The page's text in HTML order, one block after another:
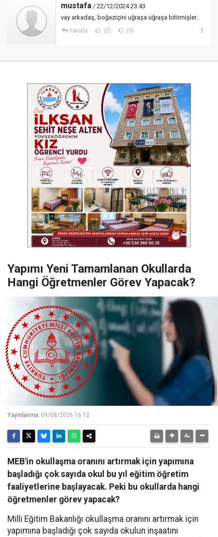
mustafa / 22/12/2024 23:43
vay arkadaş, boğaziçini uğraşa uğraşa bitirmişler..
Yanıtla (0) (0)
Yapımı Yeni Tamamlanan Okullarda
Hangi Öğretmenler Görev Yapacak?
Yayınlanma: 09/08/2026 16:12
MEB'in okullaşma oranını artırmak için yapımına
başladığı çok sayıda okul bu yıl eğitim öğretim
faaliyetlerine başlayacak. Peki bu okullarda hangi
öğretmenler görev yapacak?
Milli Eğitim Bakanlığı okullaşma oranını artırmak için
yapımına başladığı çok sayıda okulun inşaatını